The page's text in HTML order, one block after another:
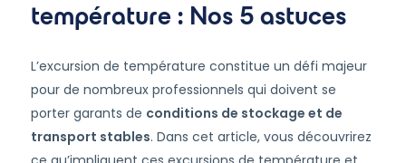
température : Nos 5 astuces
L’excursion de température constitue un défi majeur
pour de nombreux professionnels qui doivent se
porter garants de conditions de stockage et de
transport stables. Dans cet article, vous découvrirez